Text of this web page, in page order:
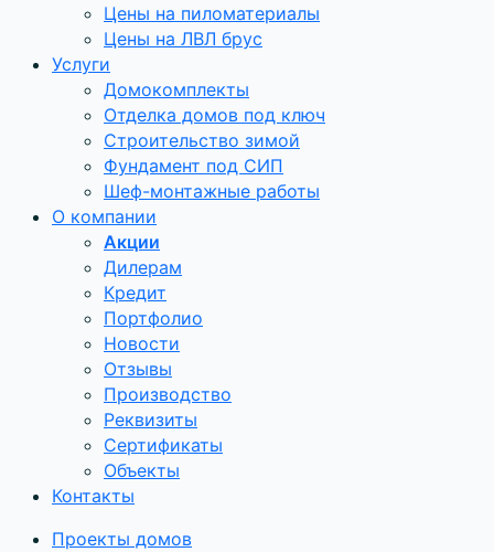
Цены на пиломатериалы
Цены на ЛВЛ брус
Услуги
Домокомплекты
Отделка домов под ключ
Строительство зимой
Фундамент под СИП
Шеф-монтажные работы
О компании
Акции
Дилерам
Кредит
Портфолио
Новости
Отзывы
Производство
Реквизиты
Сертификаты
Объекты
Контакты
Проекты домов